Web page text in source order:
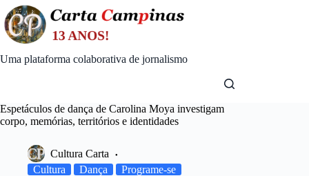
Skip
to
content
Uma plataforma colaborativa de jornalismo
Espetáculos de dança de Carolina Moya investigam
corpo, memórias, territórios e identidades
Cultura Carta
Cultura
Dança Programe-se